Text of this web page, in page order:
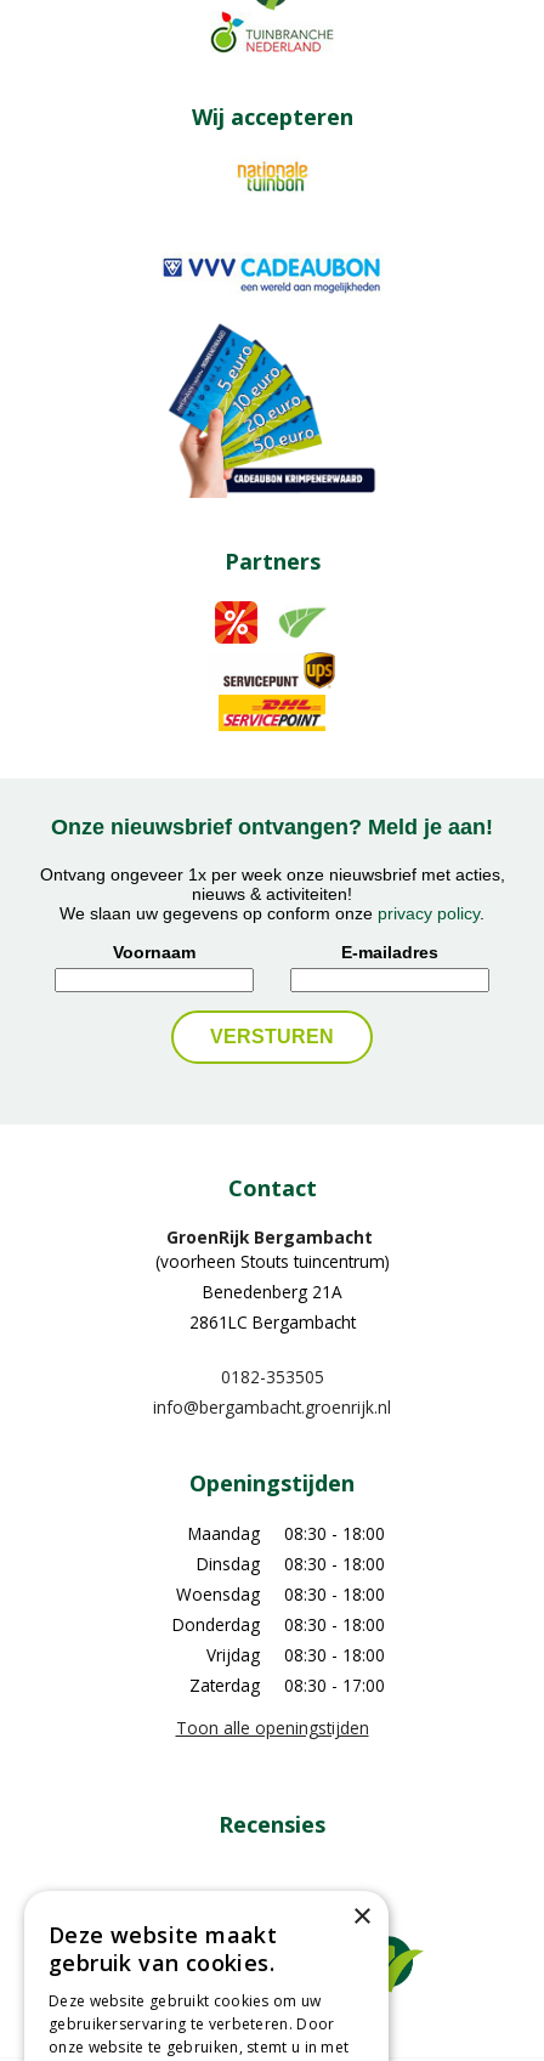
Wij accepteren
Partners
Onze nieuwsbrief ontvangen? Meld je aan!
Ontvang ongeveer 1x per week onze nieuwsbrief met acties,
nieuws & activiteiten!
We slaan uw gegevens op conform onze privacy policy.
Voornaam
E-mailadres
Contact
GroenRijk Bergambacht
(voorheen Stouts tuincentrum)
Benedenberg 21A
2861LC Bergambacht
0182-353505
info@bergambacht.groenrijk.nl
Openingstijden
Maandag
08:30 - 18:00
Dinsdag
08:30 - 18:00
Woensdag
08:30 - 18:00
Donderdag
08:30 - 18:00
Vrijdag
08:30 - 18:00
Zaterdag
08:30 - 17:00
Toon alle openingstijden
Recensies
×
Deze website maakt
gebruik van cookies.
Deze website gebruikt cookies om uw
gebruikerservaring te verbeteren. Door
onze website te gebruiken, stemt u in met